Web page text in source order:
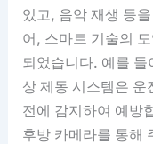
있고, 음악 재생 등
어, 스마트 기술의
되었습니다. 예를 들
상 제동 시스템은 운
전에 감지하여 예방
후방 카메라를 통해